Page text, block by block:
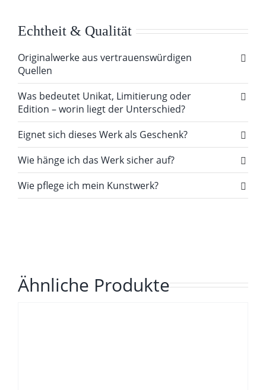
Echtheit & Qualität
Originalwerke aus vertrauenswürdigen
Quellen
Was bedeutet Unikat, Limitierung oder
Edition – worin liegt der Unterschied?
Eignet sich dieses Werk als Geschenk?
Wie hänge ich das Werk sicher auf?
Wie pflege ich mein Kunstwerk?
Ähnliche Produkte